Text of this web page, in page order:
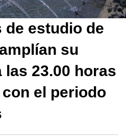
de estudio de
su
23.00 horas
el periodo